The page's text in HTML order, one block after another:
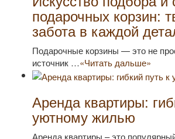
подарочных корзин:
забота в каждой
Подарочные корзины — это не
источник …«Читать дальше»
Аренда квартиры:
уютному жилью
Аренда квартиры – это